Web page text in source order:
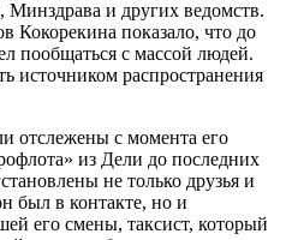
и других ведомств.
Кокорекина показало, что до
пообщаться с массой людей.
источником распространения
отслежены с момента его
из Дели до последних
не только друзья и
был в контакте, но и
его смены, таксист, который